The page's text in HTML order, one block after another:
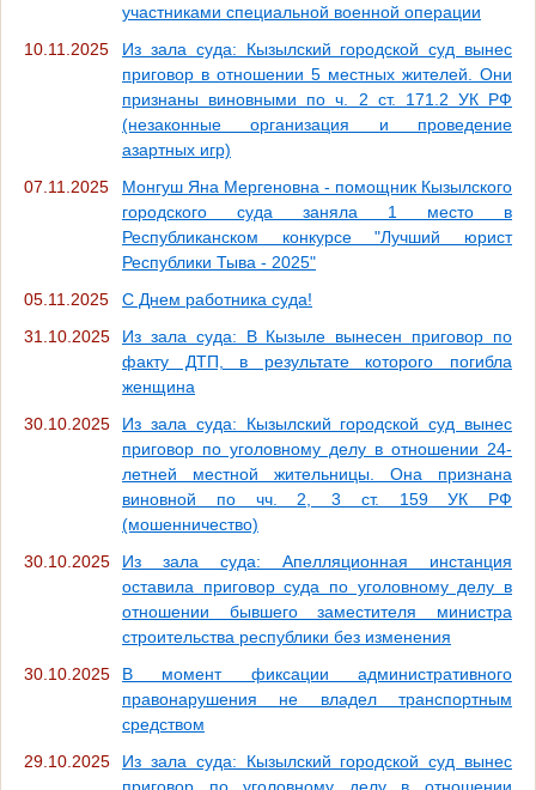
участниками специальной военной операции
10.11.2025
Из зала суда: Кызылский городской суд вынес
приговор в отношении 5 местных жителей. Они
признаны виновными по ч. 2 ст. 171.2 УК РФ
(незаконные организация и проведение
азартных игр)
07.11.2025
Монгуш Яна Мергеновна - помощник Кызылского
городского суда заняла 1 место в
Республиканском конкурсе "Лучший юрист
Республики Тыва - 2025"
05.11.2025
С Днем работника суда!
31.10.2025
Из зала суда: В Кызыле вынесен приговор по
факту ДТП, в результате которого погибла
женщина
30.10.2025
Из зала суда: Кызылский городской суд вынес
приговор по уголовному делу в отношении 24-
летней местной жительницы. Она признана
виновной по чч. 2, 3 ст. 159 УК РФ
(мошенничество)
30.10.2025
Из зала суда: Апелляционная инстанция
оставила приговор суда по уголовному делу в
отношении бывшего заместителя министра
строительства республики без изменения
30.10.2025
В момент фиксации административного
правонарушения не владел транспортным
средством
29.10.2025
Из зала суда: Кызылский городской суд вынес